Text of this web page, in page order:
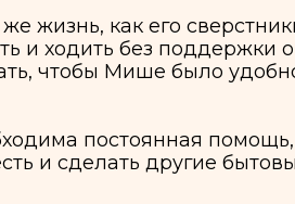
помощь, чтобы
другие бытовые дела.
всю свою жизнь
Потом появились
и одежду, но и то, чем
НЕТ на бытовые, текущие
в его жизни. Но